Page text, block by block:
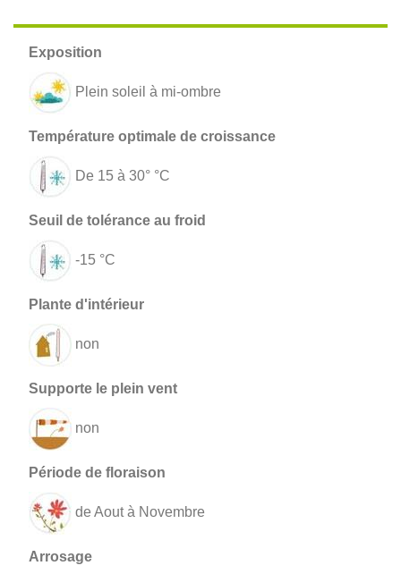
Plein soleil à mi-ombre
De 15 à 30° °C
-15 °C
non
non
de Aout à Novembre